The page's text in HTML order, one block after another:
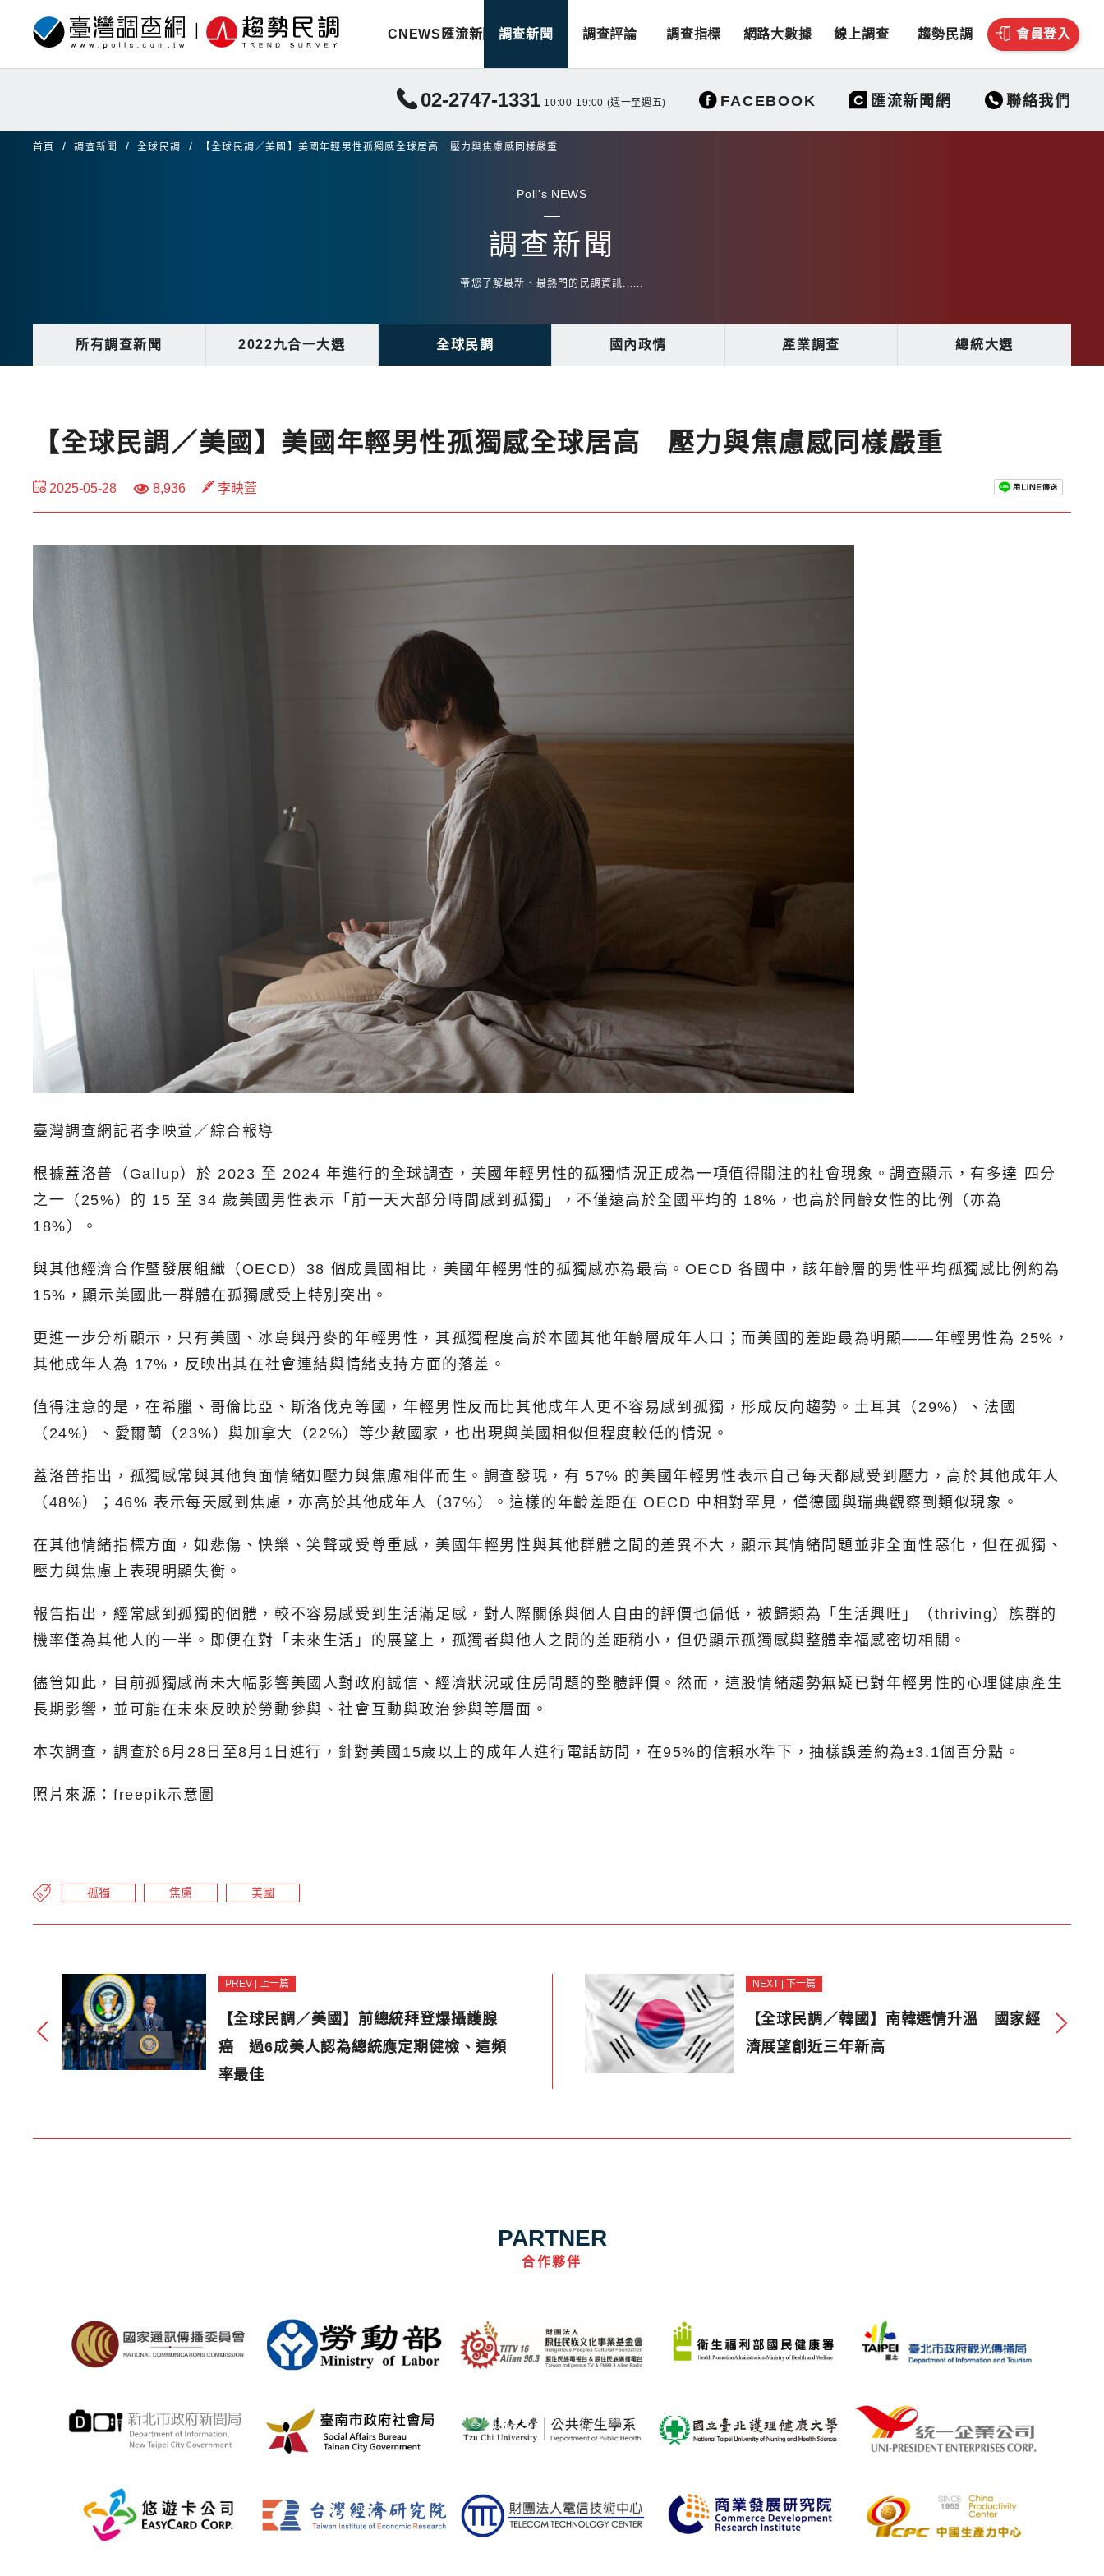
CNEWS匯流新聞 調查新聞 調查評論 調查指標 網路大數據 線上調查 趨勢民調 會員登入
02-2747-1331 10:00-19:00 (週一至週五) FACEBOOK 匯流新聞網 聯絡我們
首頁 調查新聞 全球民調 【全球民調／美國】美國年輕男性孤獨感全球居高 壓力與焦慮感同樣嚴重
Poll's NEWS
調查新聞
帶您了解最新、最熱門的民調資訊......
所有調查新聞 2022九合一大選 全球民調 國內政情 產業調查 總統大選
【全球民調／美國】美國年輕男性孤獨感全球居高 壓力與焦慮感同樣嚴重
2025-05-28 8,936 李映萱
臺灣調查網記者李映萱／綜合報導
根據蓋洛普（Gallup）於 2023 至 2024 年進行的全球調查，美國年輕男性的孤獨情況正成為一項值得關注的社會現象。調查顯示，有多達 四分
之一（25%）的 15 至 34 歲美國男性表示「前一天大部分時間感到孤獨」，不僅遠高於全國平均的 18%，也高於同齡女性的比例（亦為
18%）。
與其他經濟合作暨發展組織（OECD）38 個成員國相比，美國年輕男性的孤獨感亦為最高。OECD 各國中，該年齡層的男性平均孤獨感比例約為
15%，顯示美國此一群體在孤獨感受上特別突出。
更進一步分析顯示，只有美國、冰島與丹麥的年輕男性，其孤獨程度高於本國其他年齡層成年人口；而美國的差距最為明顯——年輕男性為 25%，
其他成年人為 17%，反映出其在社會連結與情緒支持方面的落差。
值得注意的是，在希臘、哥倫比亞、斯洛伐克等國，年輕男性反而比其他成年人更不容易感到孤獨，形成反向趨勢。土耳其（29%）、法國
（24%）、愛爾蘭（23%）與加拿大（22%）等少數國家，也出現與美國相似但程度較低的情況。
蓋洛普指出，孤獨感常與其他負面情緒如壓力與焦慮相伴而生。調查發現，有 57% 的美國年輕男性表示自己每天都感受到壓力，高於其他成年人
（48%）；46% 表示每天感到焦慮，亦高於其他成年人（37%）。這樣的年齡差距在 OECD 中相對罕見，僅德國與瑞典觀察到類似現象。
在其他情緒指標方面，如悲傷、快樂、笑聲或受尊重感，美國年輕男性與其他群體之間的差異不大，顯示其情緒問題並非全面性惡化，但在孤獨、
壓力與焦慮上表現明顯失衡。
報告指出，經常感到孤獨的個體，較不容易感受到生活滿足感，對人際關係與個人自由的評價也偏低，被歸類為「生活興旺」（thriving）族群的
機率僅為其他人的一半。即便在對「未來生活」的展望上，孤獨者與他人之間的差距稍小，但仍顯示孤獨感與整體幸福感密切相關。
儘管如此，目前孤獨感尚未大幅影響美國人對政府誠信、經濟狀況或住房問題的整體評價。然而，這股情緒趨勢無疑已對年輕男性的心理健康產生
長期影響，並可能在未來反映於勞動參與、社會互動與政治參與等層面。
本次調查，調查於6月28日至8月1日進行，針對美國15歲以上的成年人進行電話訪問，在95%的信賴水準下，抽樣誤差約為±3.1個百分點。
照片來源：freepik示意圖
孤獨 焦慮 美國
PREV | 上一篇
【全球民調／美國】前總統拜登爆攝護腺
癌 過6成美人認為總統應定期健檢、這頻
率最佳
NEXT | 下一篇
【全球民調／韓國】南韓選情升溫 國家經
濟展望創近三年新高
PARTNER
合作夥伴